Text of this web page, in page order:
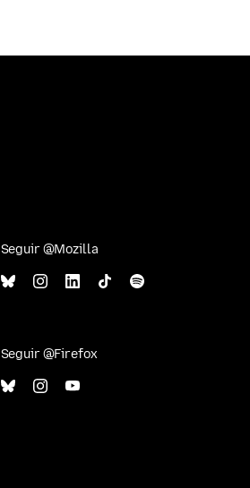
Seguir @Mozilla
Seguir @Firefox